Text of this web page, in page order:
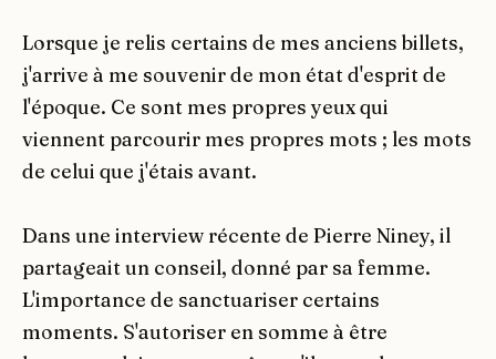
Lorsque je relis certains de mes anciens billets,
j'arrive à me souvenir de mon état d'esprit de
l'époque. Ce sont mes propres yeux qui
viennent parcourir mes propres mots ; les mots
de celui que j'étais avant.
Dans une interview récente de Pierre Niney, il
partageait un conseil, donné par sa femme.
L'importance de sanctuariser certains
moments. S'autoriser en somme à être